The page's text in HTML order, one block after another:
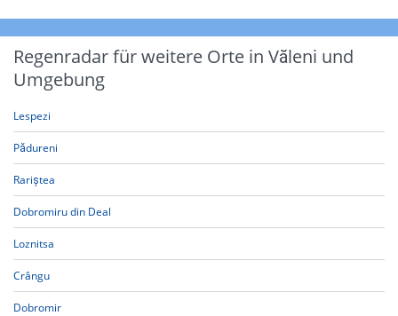
Regenradar für weitere Orte in Văleni und
Umgebung
Lespezi
Pădureni
Rariștea
Dobromiru din Deal
Loznitsa
Crângu
Dobromir